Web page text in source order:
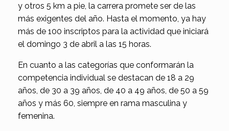
y otros 5 km a pie, la carrera promete ser de las
más exigentes del año. Hasta el momento, ya hay
más de 100 inscriptos para la actividad que iniciará
el domingo 3 de abril a las 15 horas.
En cuanto a las categorías que conformarán la
competencia individual se destacan de 18 a 29
años, de 30 a 39 años, de 40 a 49 años, de 50 a 59
años y más 60, siempre en rama masculina y
femenina.